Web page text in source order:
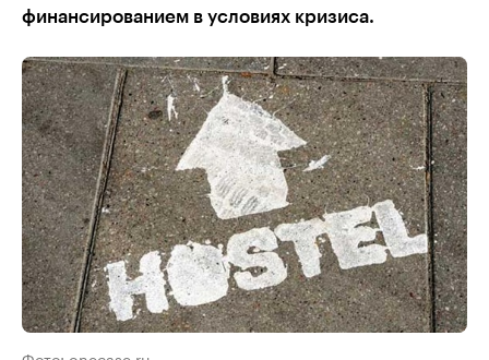
финансированием в условиях кризиса.